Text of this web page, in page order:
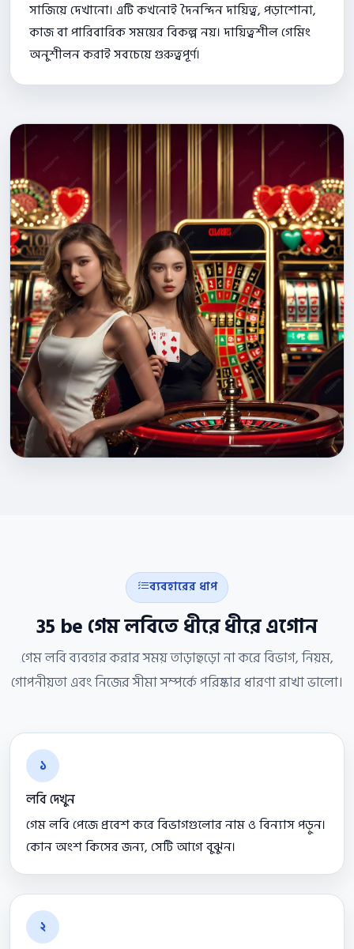
সাজিয়ে দেখানো। এটি কখনোই দৈনন্দিন দায়িত্ব, পড়াশোনা,
কাজ বা পারিবারিক সময়ের বিকল্প নয়। দায়িত্বশীল গেমিং
অনুশীলন করাই সবচেয়ে গুরুত্বপূর্ণ।
ব্যবহারের ধাপ
35 be গেম লবিতে ধীরে ধীরে এগোন
গেম লবি ব্যবহার করার সময় তাড়াহুড়ো না করে বিভাগ, নিয়ম,
গোপনীয়তা এবং নিজের সীমা সম্পর্কে পরিষ্কার ধারণা রাখা ভালো।
১
লবি দেখুন
গেম লবি পেজে প্রবেশ করে বিভাগগুলোর নাম ও বিন্যাস পড়ুন।
কোন অংশ কিসের জন্য, সেটি আগে বুঝুন।
২